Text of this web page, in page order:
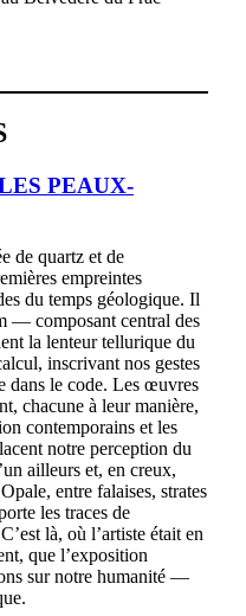
PEAUX-
de quartz et de
empreintes
du temps géologique. Il
— composant central des
la lenteur tellurique du
inscrivant nos gestes
dans le code. Les œuvres
chacune à leur manière,
contemporains et les
notre perception du
ailleurs et, en creux,
entre falaises, strates
les traces de
là, où l’artiste était en
que l’exposition
sur notre humanité —